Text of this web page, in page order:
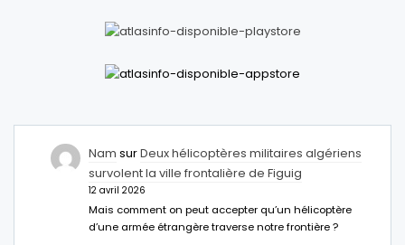
Nam surDeux hélicoptères militaires algériens
survolent la ville frontalière de Figuig
12 avril 2026
Mais comment on peut accepter qu’un hélicoptère
d’une armée étrangère traverse notre frontière ?